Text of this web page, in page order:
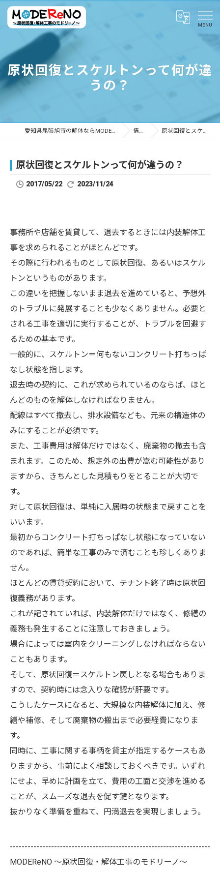
原状回復とスケルトンって何が違
うの？
愛知県尾張旭市の解体ならMODEReNO ～原状回復・解体工事のモドリーノ～ 情報ブログ 原状回復とスケルトンって何が違うの？
原状回復とスケルトンって何が違うの？
2017/05/22 2023/11/24
事務所や店舗を賃貸して、退去するときには内装解体工
事を求められることがほとんどです。
その際に行われるものとして原状回復、あるいはスケル
トンというものがあります。
この違いを把握しないまま退去を進めていると、予想外
のトラブルに発展することも少なくありません。必要と
される工事を適切に実行することが、トラブルを回避す
るための基本です。
一般的に、スケルトン＝何もないコンクリート打ちっぱ
なし状態を指します。
退去時の契約に、これが求められているのならば、ほと
んどのものを解体しなければなりません。
配線はすべて撤去し、排水設備なども、元来の構造体の
みにすることが必須です。
また、工事費用は解体だけではなく、廃棄物の撤去も含
まれます。このため、想定外の出費が嵩む可能性があり
ますから、きちんとした見積もりをとることが大切で
す。
対して原状回復は、単純に入居時の状態まで戻すことを
いいます。
最初からコンクリート打ちっぱなし状態になっていない
のであれば、簡単な工事のみで済むことも珍しくありま
せん。
ほとんどの賃貸契約において、テナント終了時は原状回
復義務があります。
これが記されていれば、内装解体だけではなく、修繕の
義務も発生することに注意しておきましょう。
場合によっては室内をクリーニングしなければならない
こともあります。
そして、原状回復＝スケルトン戻しとなる場合もありま
すので、契約時には念入りな確認が肝要です。
こうしたケースになると、大規模な内装解体に加え、修
繕や補修、そして廃棄物の搬出まで必要経費になりま
す。
同時に、工事に関する事柄を貸主が指定するケースもあ
りますから、事前によく相談しておくべきです。いずれ
にせよ、早めに計画を立て、費用の工面と交渉を進める
ことが、スムーズな退去を促す鍵となります。
抜かりなく準備を重ねて、円満退去を実現しましょう。
--------------------------------------------------------------------
MODEReNO ～原状回復・解体工事のモドリーノ～